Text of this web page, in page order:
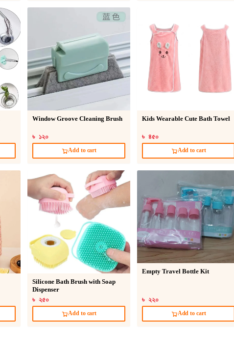
Window Groove Cleaning Brush
৳ ১২০
Add to cart
Kids Wearable Cute Bath Towel
৳ ৪৫০
Add to cart
Silicone Bath Brush with Soap
Dispenser
৳ ২৫০
Add to cart
Empty Travel Bottle Kit
৳ ২২০
Add to cart